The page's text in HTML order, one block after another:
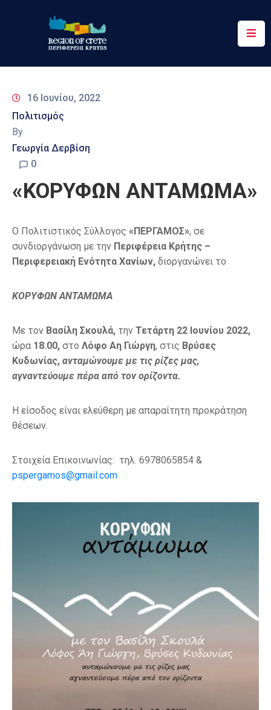
Περιφέρεια
&
Δράσεις
Ψηφιακές
16 Ιουνίου, 2022
Πολιτισμός
By
Γεωργία Δερβίση
0
«ΚΟΡΥΦΩΝ ΑΝΤΑΜΩΜΑ»
Ο Πολιτιστικός Σύλλογος «ΠΕΡΓΑΜΟΣ», σε
συνδιοργάνωση με την Περιφέρεια Κρήτης –
Περιφερειακή Ενότητα Χανίων, διοργανώνει το
ΚΟΡΥΦΩΝ ΑΝΤΑΜΩΜΑ
Με τον Βασίλη Σκουλά, την Τετάρτη 22 Ιουνίου 2022,
ώρα 18.00, στο Λόφο Αη Γιώργη, στις Βρύσες
Κυδωνίας, ανταμώνουμε με τις ρίζες μας,
αγναντεύουμε πέρα από τον ορίζοντα.
Η είσοδος είναι ελεύθερη με απαραίτητη προκράτηση
θέσεων.
Στοιχεία Επικοινωνίας: τηλ. 6978065854 &
pspergamos@gmail.com